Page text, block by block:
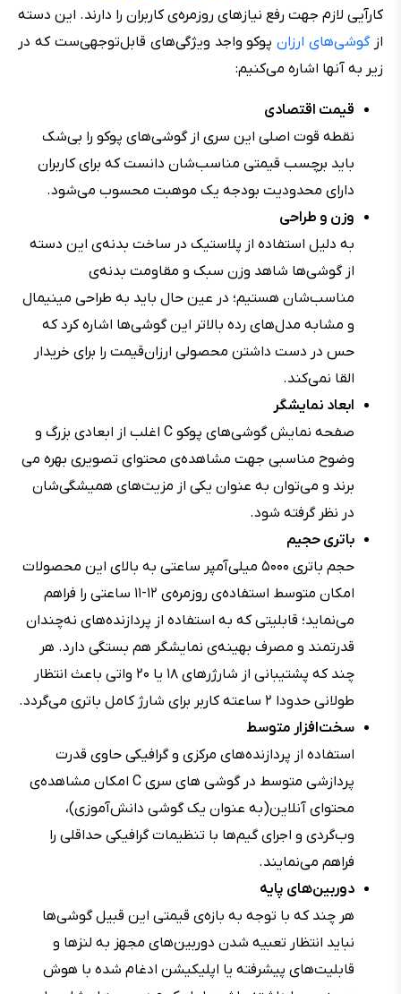
کارآیی لازم جهت رفع نیاز‌های روزمره‌ی کاربران را دارند. این دسته
ازگوشی‌های ارزانپوکو واجد ویژگی‌‌‌های قابل‌توجهی‌ست که در
زیر به آنها اشاره می‌کنیم:
قیمت اقتصادی
نقطه قوت اصلی این سری از گوشی‌های پوکو را بی‌شک
باید برچسب قیمتی مناسب‌شان دانست که برای کاربران
دارای محدودیت بودجه یک موهبت محسوب می‌شود.
وزن و طراحی
به دلیل استفاده از پلاستیک در ساخت بدنه‌ی این دسته
از گوشی‌ها شاهد وزن سبک و مقاومت بدنه‌ی
مناسب‌شان هستیم؛ در عین حال باید به طراحی مینیمال
و مشابه مدل‌های رده بالاتر این گوشی‌ها اشاره کرد که
حس در دست داشتن محصولی ارزان‌قیمت را برای خریدار
القا نمی‌کند.
ابعاد نمایشگر
صفحه نمایش گوشی‌های پوکو C اغلب از ابعادی بزرگ و
وضوح مناسبی جهت مشاهده‌ی محتوای تصویری بهره می
برند و می‌توان به عنوان یکی از مزیت‌های همیشگی‌شان
در نظر گرفته شود.
باتری حجیم
حجم باتری ۵۰۰۰ میلی‌آمپر ساعتی به بالای این محصولات
امکان متوسط استفاده‌ی روزمره‌ی ۱۲-۱۱ ساعتی را فراهم
می‌نماید؛ قابلیتی که به استفاده از پردازنده‌های نه‌چندان
قدرتمند و مصرف بهینه‌ی نمایشگر هم بستگی دارد. هر
چند که پشتیبانی از شارژرهای ۱۸ یا ۲۰ واتی باعث انتظار
طولانی حدودا ۲ ساعته کاربر برای شارژ کامل باتری می‌گردد.
سخت‌افزار متوسط
استفاده از پردازنده‌های مرکزی و گرافیکی حاوی قدرت
پردازشی متوسط در گوشی های سری C امکان مشاهده‌ی
محتوای آنلاین(به عنوان یک گوشی دانش‌آموزی)،
وب‌گردی و اجرای گیم‌ها با تنظیمات گرافیکی حداقلی را
فراهم می‌نمایند.
دوربین‌های پایه
هر چند که با توجه به بازه‌ی قیمتی این قبیل گوشی‌ها
نباید انتظار تعبیه شدن دوربین‌های مجهز به لنزها و
قابلیت‌های پیشرفته یا اپلیکیشن ادغام شده با هوش